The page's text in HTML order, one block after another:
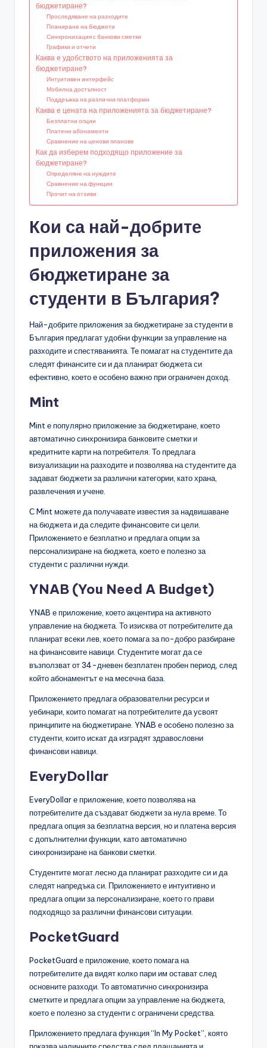
бюджетиране?
Проследяване на разходите
Планиране на бюджети
Синхронизация с банкови сметки
Графики и отчети
Каква е удобството на приложенията за
бюджетиране?
Интуитивен интерфейс
Мобилна достъпност
Поддръжка на различни платформи
Каква е цената на приложенията за бюджетиране?
Безплатни опции
Платени абонаменти
Сравнение на ценови планове
Как да изберем подходящо приложение за
бюджетиране?
Определяне на нуждите
Сравнение на функции
Прочит на отзиви
Кои са най-добрите
приложения за
бюджетиране за
студенти в България?
Най-добрите приложения за бюджетиране за студенти в
България предлагат удобни функции за управление на
разходите и спестяванията. Те помагат на студентите да
следят финансите си и да планират бюджета си
ефективно, което е особено важно при ограничен доход.
Mint
Mint е популярно приложение за бюджетиране, което
автоматично синхронизира банковите сметки и
кредитните карти на потребителя. То предлага
визуализации на разходите и позволява на студентите да
задават бюджети за различни категории, като храна,
развлечения и учене.
С Mint можете да получавате известия за надвишаване
на бюджета и да следите финансовите си цели.
Приложението е безплатно и предлага опции за
персонализиране на бюджета, което е полезно за
студенти с различни нужди.
YNAB (You Need A Budget)
YNAB е приложение, което акцентира на активното
управление на бюджета. То изисква от потребителите да
планират всеки лев, което помага за по-добро разбиране
на финансовите навици. Студентите могат да се
възползват от 34-дневен безплатен пробен период, след
който абонаментът е на месечна база.
Приложението предлага образователни ресурси и
уебинари, които помагат на потребителите да усвоят
принципите на бюджетиране. YNAB е особено полезно за
студенти, които искат да изградят здравословни
финансови навици.
EveryDollar
EveryDollar е приложение, което позволява на
потребителите да създават бюджети за нула време. То
предлага опция за безплатна версия, но и платена версия
с допълнителни функции, като автоматично
синхронизиране на банкови сметки.
Студентите могат лесно да планират разходите си и да
следят напредъка си. Приложението е интуитивно и
предлага опции за персонализиране, което го прави
подходящо за различни финансови ситуации.
PocketGuard
PocketGuard е приложение, което помага на
потребителите да видят колко пари им остават след
основните разходи. То автоматично синхронизира
сметките и предлага опции за управление на бюджета,
което е полезно за студенти с ограничени средства.
Приложението предлага функция “In My Pocket”, която